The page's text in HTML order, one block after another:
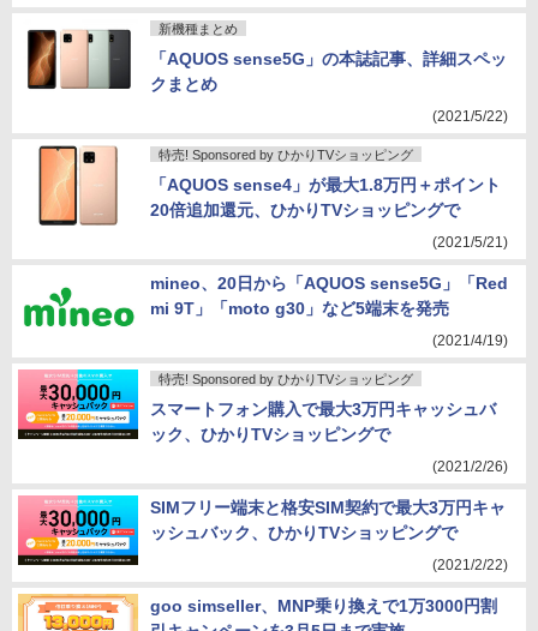
新機種まとめ
「AQUOS sense5G」の本誌記事、詳細スペッ
クまとめ
(2021/5/22)
特売! Sponsored by ひかりTVショッピング
「AQUOS sense4」が最大1.8万円＋ポイント
20倍追加還元、ひかりTVショッピングで
(2021/5/21)
mineo、20日から「AQUOS sense5G」「Red
mi 9T」「moto g30」など5端末を発売
(2021/4/19)
特売! Sponsored by ひかりTVショッピング
スマートフォン購入で最大3万円キャッシュバ
ック、ひかりTVショッピングで
(2021/2/26)
SIMフリー端末と格安SIM契約で最大3万円キャ
ッシュバック、ひかりTVショッピングで
(2021/2/22)
goo simseller、MNP乗り換えで1万3000円割